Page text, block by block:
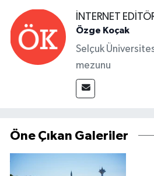
İNTERNET
Özge Koçak
Selçuk
mezunu
Öne Çıkan Galeriler